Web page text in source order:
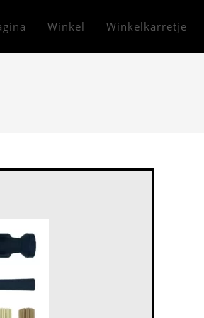
Winkel Winkelkarretje